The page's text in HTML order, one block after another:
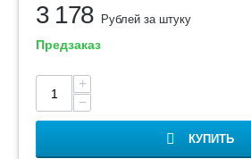
3 178 Рублей за штуку
Предзаказ
+
−
КУПИТЬ